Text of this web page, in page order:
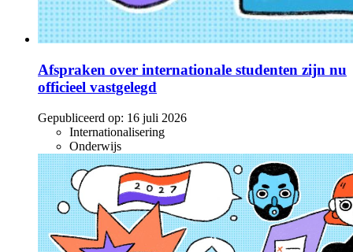
Afspraken over internationale studenten zijn nu
officieel vastgelegd
Gepubliceerd op: 16 juli 2026
Internationalisering
Onderwijs